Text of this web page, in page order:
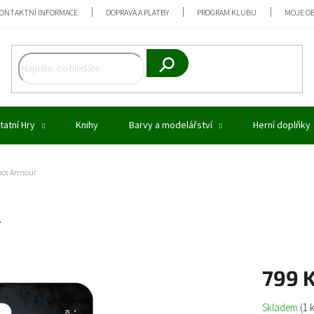
INFORMACE DOPRAVA A PLATBY PROGRAM KLUBU MOJE
Hledat
Hry Knihy Barvy a modelářství Herní doplňky
Armour
799
Měrná
Skladem (1